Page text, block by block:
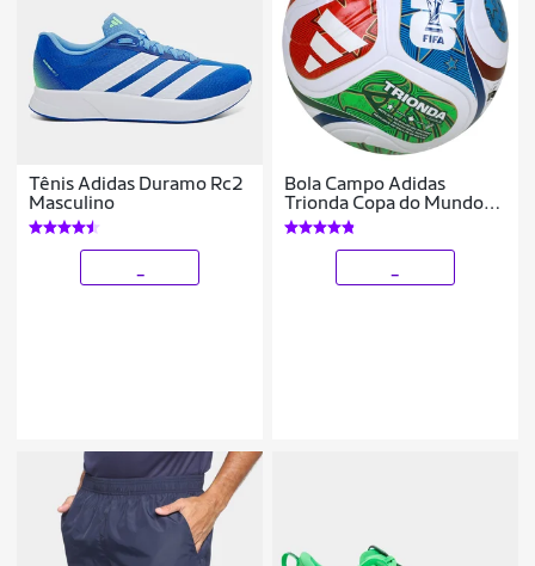
Tênis Adidas Duramo Rc2
Masculino
Bola Campo Adidas
Trionda Copa do Mundo
2026 League